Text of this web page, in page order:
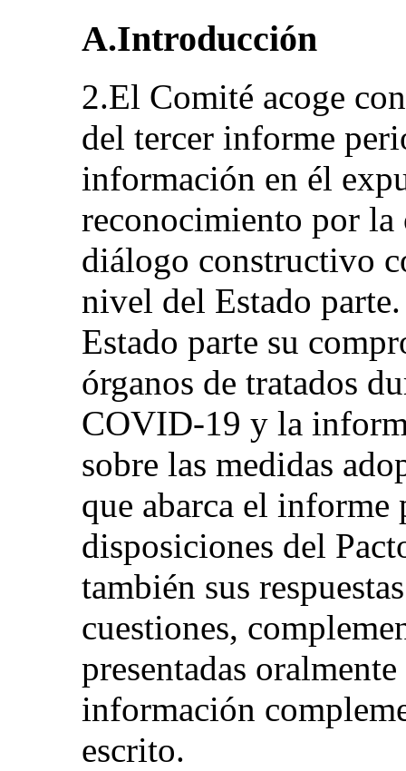
A.Introducción
2.El Comité acoge
del tercer informe
información en él
reconocimiento por la
diálogo constructivo
nivel del Estado
Estado parte su
órganos de tratados
COVID-19 y la
sobre las medidas
que abarca el informe
disposiciones del
también sus
cuestiones,
presentadas
información
escrito.